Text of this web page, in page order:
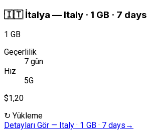
🇮🇹 İtalya — Italy · 1 GB · 7 days
1 GB
Geçerlilik
7 gün
Hız
5G
$1,20
↻ Yükleme
Detayları Gör — Italy · 1 GB · 7 days →